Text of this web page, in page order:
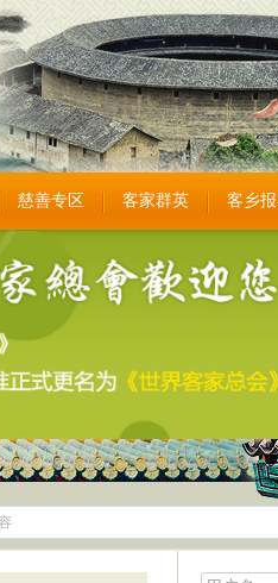
慈善专区 客家群英 客乡